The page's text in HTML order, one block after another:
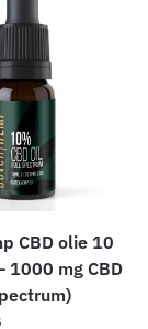
CBD olie 10
1000 mg CBD